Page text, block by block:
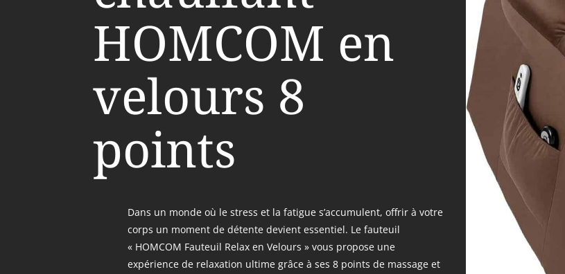
HOMCOM en
velours 8
points
Dans un monde où le stress et la fatigue s’accumulent, offrir à votre
corps un moment de détente devient essentiel. Le fauteuil
« HOMCOM Fauteuil Relax en Velours » vous propose une
expérience de relaxation ultime grâce à ses 8 points de massage et